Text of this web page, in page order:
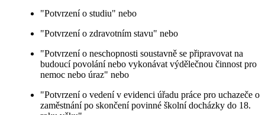
"Potvrzení o studiu" nebo
"Potvrzení o zdravotním stavu" nebo
"Potvrzení o neschopnosti soustavně se připravovat na
budoucí povolání nebo vykonávat výdělečnou činnost pro
nemoc nebo úraz" nebo
"Potvrzení o vedení v evidenci úřadu práce pro uchazeče o
zaměstnání po skončení povinné školní docházky do 18.